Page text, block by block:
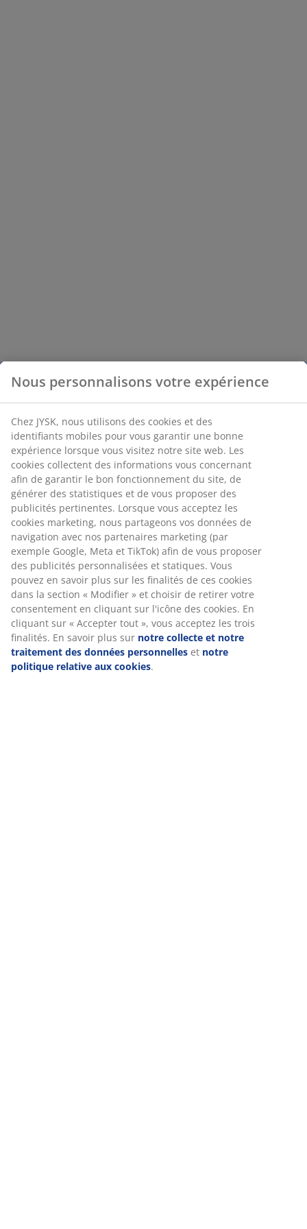
Nous personnalisons votre expérience
Chez JYSK, nous utilisons des cookies et des
identifiants mobiles pour vous garantir une bonne
expérience lorsque vous visitez notre site web. Les
cookies collectent des informations vous concernant
afin de garantir le bon fonctionnement du site, de
générer des statistiques et de vous proposer des
publicités pertinentes. Lorsque vous acceptez les
cookies marketing, nous partageons vos données de
navigation avec nos partenaires marketing (par
exemple Google, Meta et TikTok) afin de vous proposer
des publicités personnalisées et statiques. Vous
pouvez en savoir plus sur les finalités de ces cookies
dans la section « Modifier » et choisir de retirer votre
consentement en cliquant sur l'icône des cookies. En
cliquant sur « Accepter tout », vous acceptez les trois
finalités. En savoir plus sur notre collecte et notre
traitement des données personnelles et notre
politique relative aux cookies.